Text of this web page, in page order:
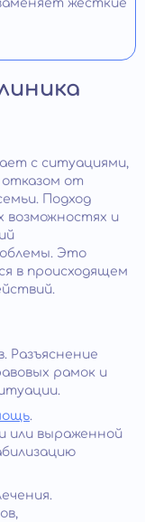
жесткие
с ситуациями,
отказом от
Подход
возможностях и
Это
в происходящем
Разъяснение
рамок и
.
или выраженной